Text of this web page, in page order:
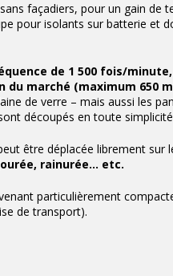
façadiers, pour un gain de
pour isolants sur batterie et
de 1 500 fois/minute,
marché (maximum 650
de verre – mais aussi les
découpés en toute
être déplacée librement sur
rainurée… etc.
particulièrement
de transport).